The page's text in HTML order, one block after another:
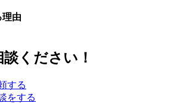
由
ください！
する
をする